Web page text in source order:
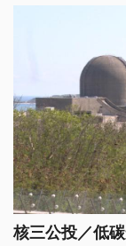
核三公投／低